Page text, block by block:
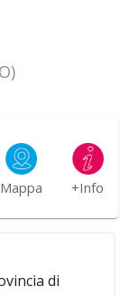
Mappa +Info
di